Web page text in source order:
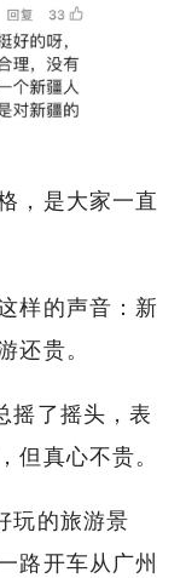
，是大家一直
样的声音：新
贵。
摇了摇头，表
但真心不贵。
玩的旅游景
路开车从广州